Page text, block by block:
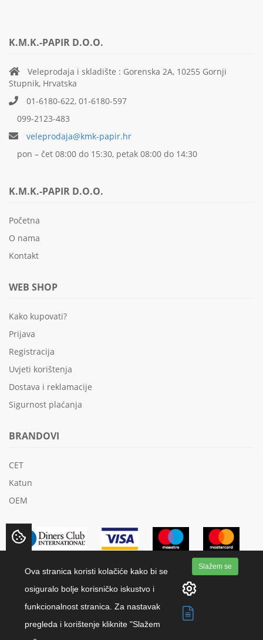
K.M.K.-PAPIR D.O.O.
Veleprodaja i skladište : Gorenska 2A, 10255 Gornji
Stupnik, Hrvatska
01-6180-622, 01-6180-597
099-2123-483
veleprodaja@kmk-papir.hr
pon – čet 08:00 do 15:30, petak 08:00 do 14:30
K.M.K.-PAPIR D.O.O.
Početna
O nama
Kontakt
WEB SHOP
Kako kupovati?
Prijava
Registracija
Uvjeti korištenja
Dostava i reklamacije
Sigurnost plaćanja
BRANDOVI
CET
Katun
OEM
Copyright 2018 K.M.K.-Papir d.o.o. | All rights reserved.
Ova stranica koristi kolačiće kako bi se
osiguralo bolje korisničko iskustvo i
funkcionalnost stranica. Za nastavak
pregleda i korištenje kliknite "Slažem
Slažem se